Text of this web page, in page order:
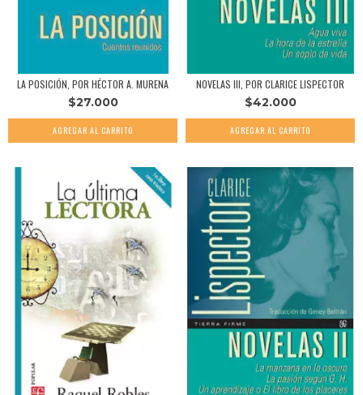
LA POSICIÓN, POR HÉCTOR A. MURENA
$27.000
NOVELAS III, POR CLARICE LISPECTOR
$42.000